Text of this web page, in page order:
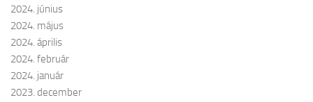
2024. június
2024. május
2024. április
2024. február
2024. január
2023. december